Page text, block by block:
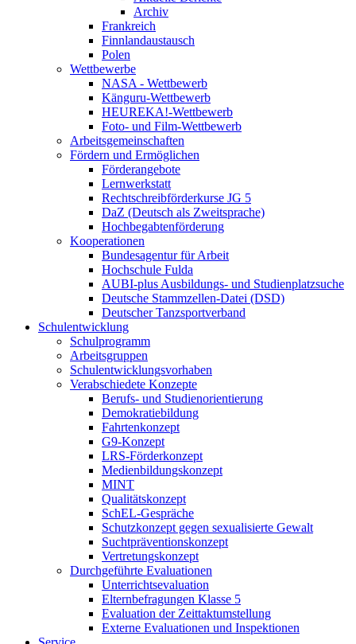
Archiv
Frankreich
Finnlandaustausch
Polen
Wettbewerbe
NASA - Wettbewerb
Känguru-Wettbewerb
HEUREKA!-Wettbewerb
Foto- und Film-Wettbewerb
Arbeitsgemeinschaften
Fördern und Ermöglichen
Förderangebote
Lernwerkstatt
Rechtschreibförderkurse JG 5
DaZ (Deutsch als Zweitsprache)
Hochbegabtenförderung
Kooperationen
Bundesagentur für Arbeit
Hochschule Fulda
AUBI-plus Ausbildungs- und Studienplatzsuche
Deutsche Stammzellen-Datei (DSD)
Deutscher Tanzsportverband
Schulentwicklung
Schulprogramm
Arbeitsgruppen
Schulentwicklungsvorhaben
Verabschiedete Konzepte
Berufs- und Studienorientierung
Demokratiebildung
Fahrtenkonzept
G9-Konzept
LRS-Förderkonzept
Medienbildungskonzept
MINT
Qualitätskonzept
SchEL-Gespräche
Schutzkonzept gegen sexualisierte Gewalt
Suchtpräventionskonzept
Vertretungskonzept
Durchgeführte Evaluationen
Unterrichtsevaluation
Elternbefragungen Klasse 5
Evaluation der Zeittaktumstellung
Externe Evaluationen und Inspektionen